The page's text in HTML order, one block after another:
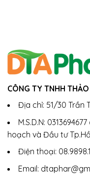
CÔNG TY TNHH
Địa chỉ: 51/30 Trần
M.S.D.N:
hoạch và Đầu tư
Điện thoại:
Email: